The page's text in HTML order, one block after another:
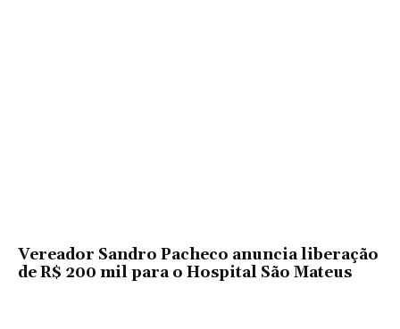
Vereador Sandro Pacheco anuncia liberação
de R$ 200 mil para o Hospital São Mateus